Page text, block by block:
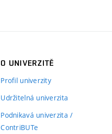
O UNIVERZITĚ
Profil univerzity
Udržitelná univerzita
Podnikavá univerzita /
ContriBUTe